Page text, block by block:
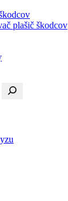
plašič škodcov